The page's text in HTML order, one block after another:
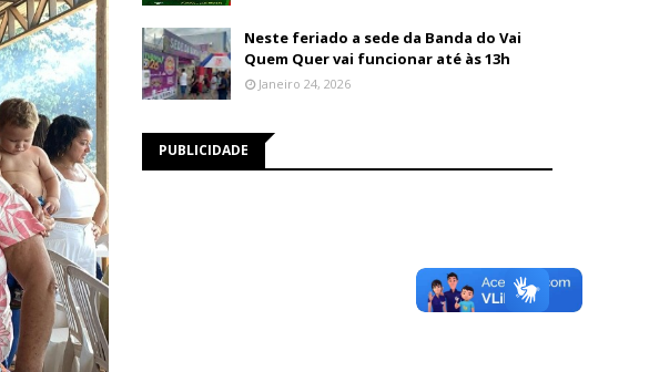
Neste feriado a sede da Banda do Vai
Quem Quer vai funcionar até às 13h
Janeiro 24, 2026
PUBLICIDADE